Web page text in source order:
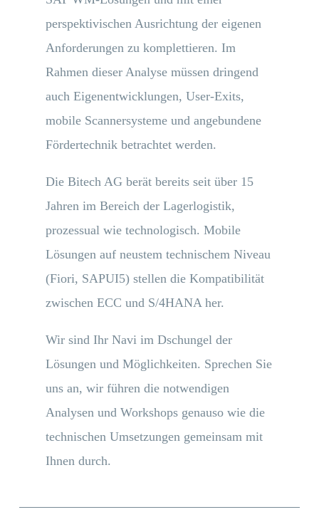
perspektivischen Ausrichtung der eigenen
Anforderungen zu komplettieren. Im
Rahmen dieser Analyse müssen dringend
auch Eigenentwicklungen, User-Exits,
mobile Scannersysteme und angebundene
Fördertechnik betrachtet werden.
Die Bitech AG berät bereits seit über 15
Jahren im Bereich der Lagerlogistik,
prozessual wie technologisch. Mobile
Lösungen auf neustem technischem Niveau
(Fiori, SAPUI5) stellen die Kompatibilität
zwischen ECC und S/4HANA her.
Wir sind Ihr Navi im Dschungel der
Lösungen und Möglichkeiten. Sprechen Sie
uns an, wir führen die notwendigen
Analysen und Workshops genauso wie die
technischen Umsetzungen gemeinsam mit
Ihnen durch.